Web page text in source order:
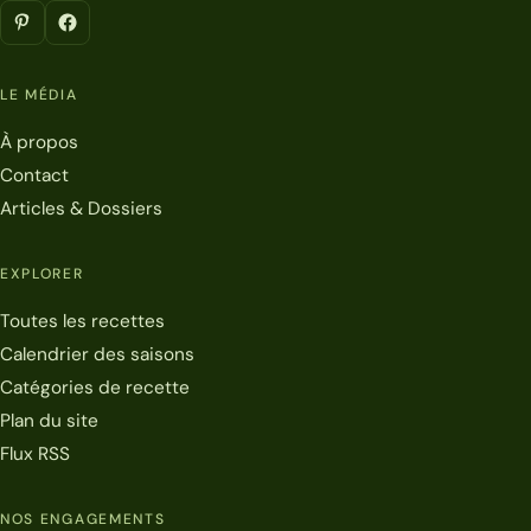
LE MÉDIA
À propos
Contact
Articles & Dossiers
EXPLORER
Toutes les recettes
Calendrier des saisons
Catégories de recette
Plan du site
Flux RSS
NOS ENGAGEMENTS